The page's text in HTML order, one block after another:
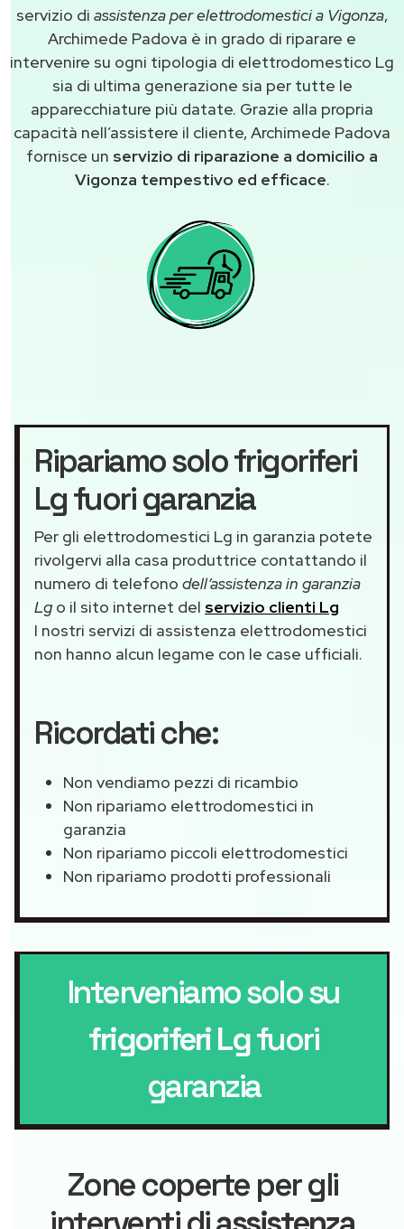
servizio di assistenza per elettrodomestici a Vigonza,
Archimede Padova è in grado di riparare e
intervenire su ogni tipologia di elettrodomestico Lg
sia di ultima generazione sia per tutte le
apparecchiature più datate. Grazie alla propria
capacità nell’assistere il cliente, Archimede Padova
fornisce un servizio di riparazione a domicilio a
Vigonza tempestivo ed efficace.
Ripariamo solo frigoriferi
Lg fuori garanzia
Per gli elettrodomestici Lg in garanzia potete
rivolgervi alla casa produttrice contattando il
numero di telefono dell’assistenza in garanzia
Lg o il sito internet del servizio clienti Lg
I nostri servizi di assistenza elettrodomestici
non hanno alcun legame con le case ufficiali.
Ricordati che:
Non vendiamo pezzi di ricambio
Non ripariamo elettrodomestici in
garanzia
Non ripariamo piccoli elettrodomestici
Non ripariamo prodotti professionali
Interveniamo solo su
frigoriferi Lgfuori
garanzia
Zone coperte per gli